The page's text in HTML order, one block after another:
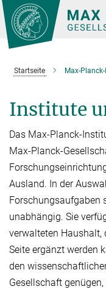
Hauptinhalt
Startseite Max-
Institute
Das Max-Planck-
Max-Planck-
Ausland. In der
Forschungsaufgaben
unabhän­gig. Sie
verwalteten Haushalt,
Seite er­gänzt werden
den
Gesellschaft